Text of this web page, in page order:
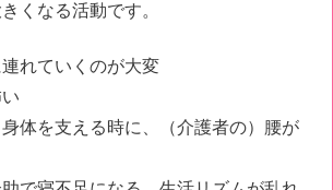
くなる活動です。
連れていくのが大変
身体を支える時に、（介護者の）腰が